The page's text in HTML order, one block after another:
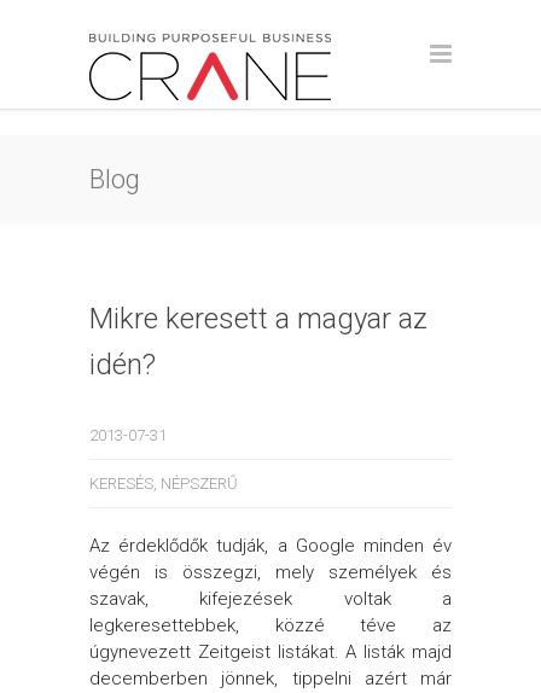
Blog
Mikre keresett a magyar az
idén?
2013-07-31
KERESÉS, NÉPSZERŰ
Az érdeklődők tudják, a Google minden év
végén is összegzi, mely személyek és
szavak, kifejezések voltak a
legkeresettebbek, közzé téve az
úgynevezett Zeitgeist listákat. A listák majd
decemberben jönnek, tippelni azért már